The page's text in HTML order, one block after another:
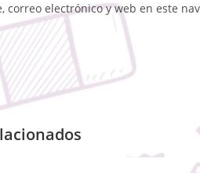
correo electrónico y web en este